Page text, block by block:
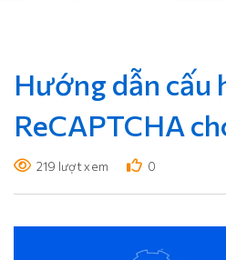
Hướng dẫn cấu
ReCAPTCHA
219 lượt xem 0